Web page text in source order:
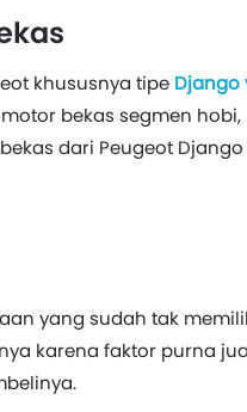
khususnya tipe Django
bekas segmen
dari Peugeot
yang sudah tak
karena faktor purna